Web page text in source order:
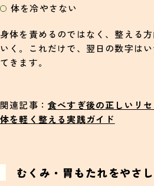
体を冷やさない
身体を責めるのではなく、整える
いく。これだけで、翌日の数字は
てきます。
関連記事： 食べすぎ後の正しいリ
体を軽く整える実践ガイド
むくみ・胃もたれをやさ